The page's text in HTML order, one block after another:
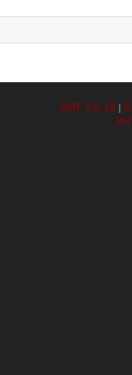
SMF 2.0.19 |